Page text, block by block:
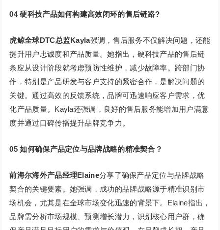
04 硬科技产品如何构建高效闭环的售后链路?
虎鲸全球DTC总监Kayla强调，售后服务不仅解决问题，还能
提升用户忠诚度和产品质量。她指出，硬科技产品的售后链
条应从设计阶段就考虑预防性维护，减少故障率。跨部门协
作，特别是产品研发与客户支持的紧密合作，是解决问题的
关键。通过高效的反馈系统，品牌可迅速响应客户需求，优
化产品质量。Kayla还强调，良好的售后服务能增加用户满意
度并通过口碑传播提升品牌竞争力。
05 如何确保产品定位与品牌战略的精准契合？
前海尔海外产品经理Elaine分享了确保产品定位与品牌战略
契合的关键要素。她强调，成功的品牌战略源于精准识别市
场机会，尤其是在全球市场变化迅速的背景下。Elaine指出，
品牌需分析市场规模、预测增长潜力，识别核心用户群，确